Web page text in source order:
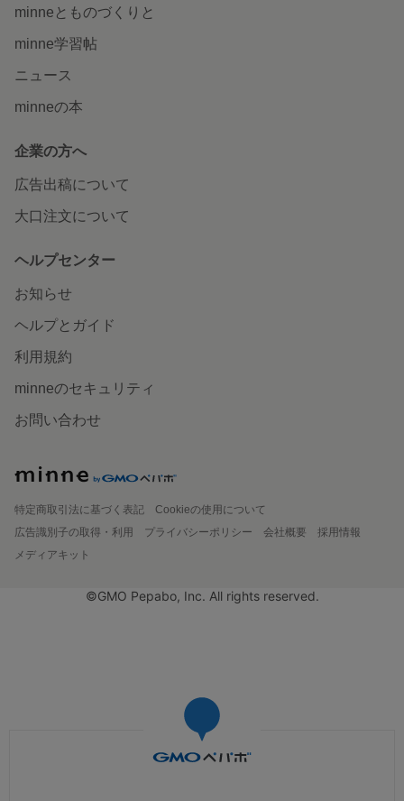
minneとものづくりと
minne学習帖
ニュース
minneの本
企業の方へ
広告出稿について
大口注文について
ヘルプセンター
お知らせ
ヘルプとガイド
利用規約
minneのセキュリティ
お問い合わせ
特定商取引法に基づく表記
Cookieの使用について
広告識別子の取得・利用
プライバシーポリシー 会社概要
採用情報
メディアキット
©GMO Pepabo, Inc. All rights reserved.